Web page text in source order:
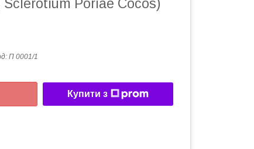
Sclerotium Poriae Cocos)
П 0001/1
Купити з